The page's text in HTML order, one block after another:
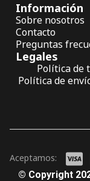
Información
Sobre nosotros
Contacto
Preguntas
Legales
Política de
Política de
© Copyright
Aceptamos: